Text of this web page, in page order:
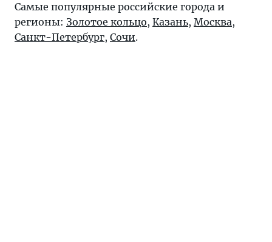
Самые популярные российские города и
регионы: Золотое кольцо, Казань, Москва,
Санкт-Петербург, Сочи.